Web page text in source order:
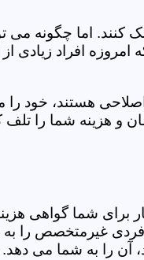
کنند. اما چگونه
افراد زیادی
هستند، خود
و هزینه شما را
برای شما گواهی
غیرمتخصص را به
را به شما می دهد.